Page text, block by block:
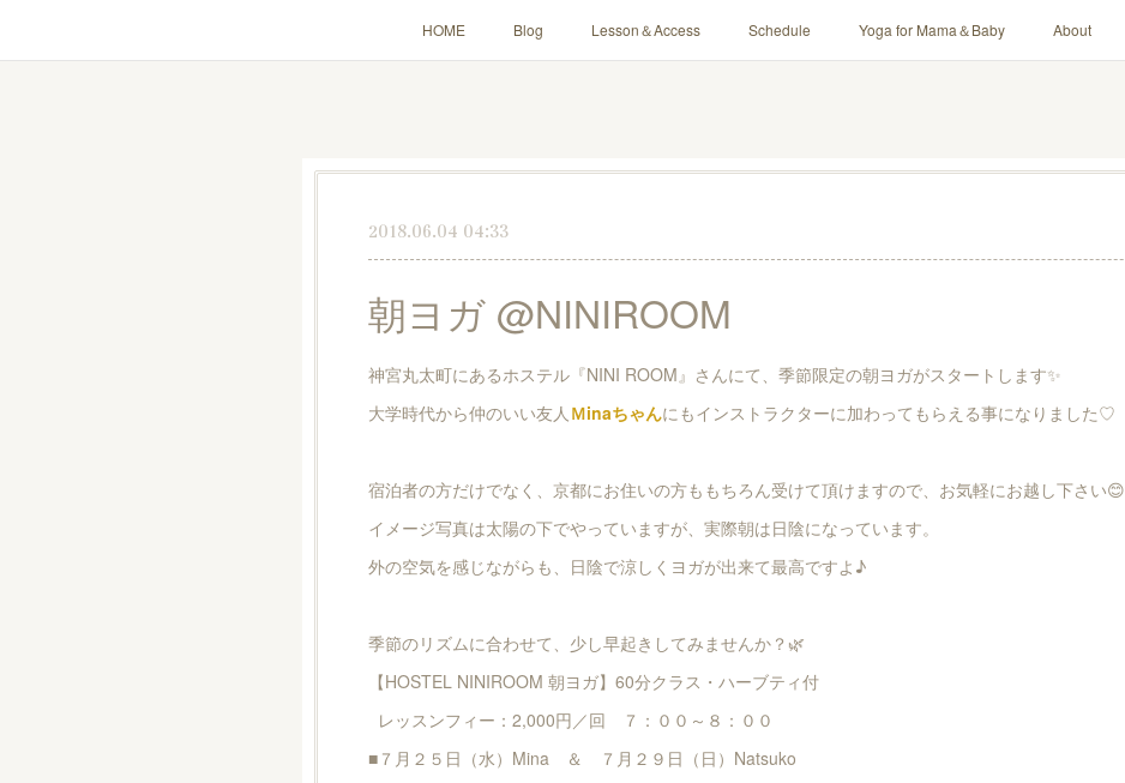
HOME Blog Lesson＆Access Schedule Yoga for Mama＆Baby About
2018.06.04 04:33
朝ヨガ @NINIROOM
神宮丸太町にあるホステル『NINI ROOM』さんにて、季節限定の朝ヨガがスタートします✨
大学時代から仲のいい友人 Ｍinaちゃんにもインストラクターに加わってもらえる事になりました♡
宿泊者の方だけでなく、京都にお住いの方ももちろん受けて頂けますので、お気軽にお越し下さい😊
イメージ写真は太陽の下でやっていますが、実際朝は日陰になっています。
外の空気を感じながらも、日陰で涼しくヨガが出来て最高ですよ♪
季節のリズムに合わせて、少し早起きしてみませんか？🌿
【HOSTEL NINIROOM 朝ヨガ】60分クラス・ハーブティ付
レッスンフィー：2,000円／回 ７：００～８：００
■７月２５日（水）Mina ＆ ７月２９日（日）Natsuko